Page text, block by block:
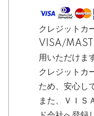
クレジットカ
VISA/
用いただけま
クレジットカ
ため、安心し
また、ＶＩＳ